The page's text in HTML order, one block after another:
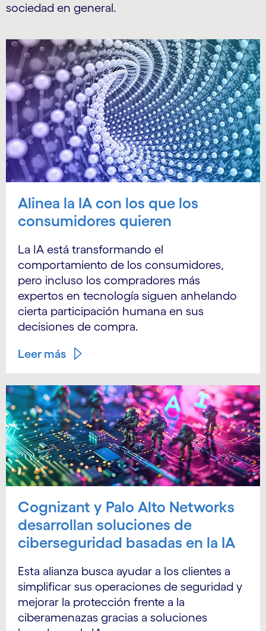
sociedad en general.
Alinea la IA con los que los
consumidores quieren
La IA está transformando el
comportamiento de los consumidores,
pero incluso los compradores más
expertos en tecnología siguen anhelando
cierta participación humana en sus
decisiones de compra.
Leer más
Cognizant y Palo Alto Networks
desarrollan soluciones de
ciberseguridad basadas en la IA
Esta alianza busca ayudar a los clientes a
simplificar sus operaciones de seguridad y
mejorar la protección frente a la
ciberamenazas gracias a soluciones